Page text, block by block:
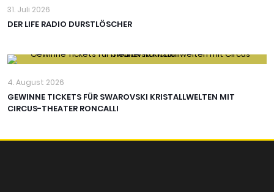
31. Juli 2026
DER LIFE RADIO DURSTLÖSCHER
4. August 2026
GEWINNE TICKETS FÜR SWAROVSKI KRISTALLWELTEN MIT
CIRCUS-THEATER RONCALLI